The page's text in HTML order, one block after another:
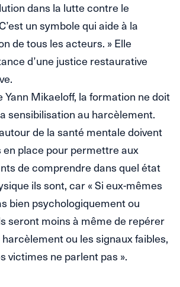
dans la lutte contre le
un symbole qui aide à la
de tous les acteurs. » Elle
d’une justice restaurative
Yann Mikaeloff, la formation ne doit
sensibilisation au harcèlement.
de la santé mentale doivent
place pour permettre aux
de comprendre dans quel état
ils sont, car « Si eux-mêmes
bien psychologiquement ou
seront moins à même de repérer
ou les signaux faibles,
victimes ne parlent pas ».